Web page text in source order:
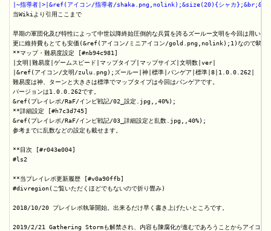
|~指導者|>|&ref(アイコン/指導者/shaka.png,nolink);&size(20){シャカ};&br;&br;''アマ
当Wikiより引用ここまで
早期の軍団化及び特性によって中世以降終始圧倒的な兵質を誇るズールー文明を今回
更に維持費もとても安価(&ref(アイコン/ミニアイコン/gold.png,nolink);1)なので騎士を差
**マップ・難易度設定 [#nb94c981]
|文明|難易度|ゲームスピード|マップタイプ|マップサイズ|文明数|ver|
|&ref(アイコン/文明/zulu.png);ズールー|神|標準|パンゲア|標準|8|1.0.0.262|
難易度は神、ターンと大きさは標準でマップタイプは今回はパンゲアです。
バージョンは1.0.0.262です。
&ref(プレイレポ/RaF/インピ戦記/02_設定.jpg,,40%);
**詳細設定 [#h7c3d745]
&ref(プレイレポ/RaF/インピ戦記/03_詳細設定と乱数.jpg,,40%);
参考までに乱数などの設定も載せます。
**目次 [#r043e004]
#ls2
**当プレイレポ更新履歴 [#v0a90ffb]
#divregion(ご覧いただくほどでもないので折り畳み)
2018/10/20 プレイレポ執筆開始。出来るだけ早く書き上げたいところです。
2019/2/21 Gathering Stormも解禁され、内容も陳腐化が進むであろうことからアイコン